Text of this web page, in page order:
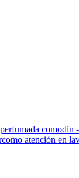
comodin
atención en